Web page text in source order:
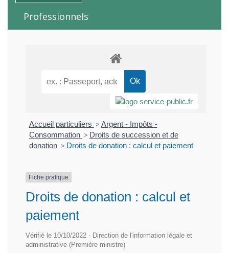
Professionnels
Accueil particuliers > Argent - Impôts -
Consommation > Droits de succession et de
donation > Droits de donation : calcul et paiement
Fiche pratique
Droits de donation : calcul et
paiement
Vérifié le 10/10/2022 - Direction de l'information légale et
administrative (Première ministre)